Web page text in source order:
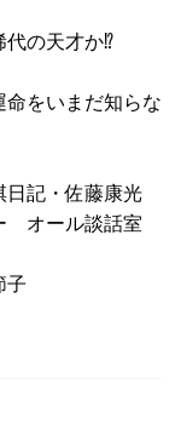
の天才か⁉
をいまだ知らな
記・佐藤康光
オール談話室
子